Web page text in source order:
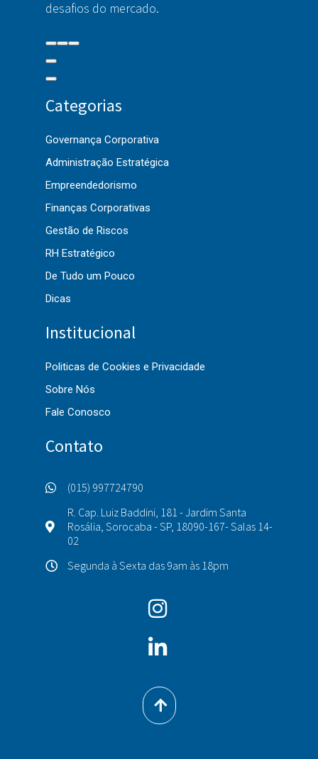
desafios do mercado.
Categorias
Governança Corporativa
Administração Estratégica
Empreendedorismo
Finanças Corporativas
Gestão de Riscos
RH Estratégico
De Tudo um Pouco
Dicas
Institucional
Politicas de Cookies e Privacidade
Sobre Nós
Fale Conosco
Contato
(015) 997724790
R. Cap. Luiz Baddini, 181 - Jardim Santa
Rosália, Sorocaba - SP, 18090-167- Salas 14-
02
Segunda à Sexta das 9am às 18pm